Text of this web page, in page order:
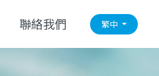
聯絡我們 繁中